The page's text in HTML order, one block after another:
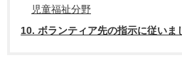
児童福祉分野
10. ボランティア先の指示に従いま